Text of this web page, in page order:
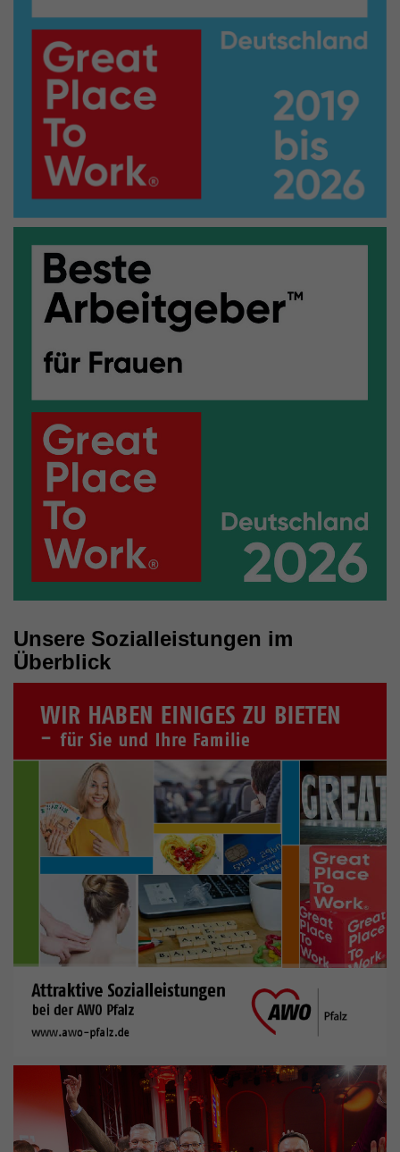
Unsere Sozialleistungen im
Überblick
Wir verwenden auf unserer Website externe Inhalte, um
Ihnen zusätzliche Informationen anzubieten.